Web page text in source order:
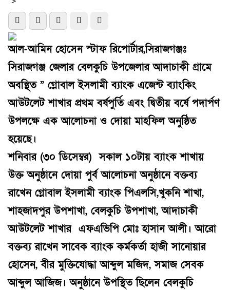
আল-আমিন হোসেন স্টাফ রিপোর্টার,সিরাজগঞ্জঃ
সিরাজগঞ্জ জেলার বেলকুচি উপজেলার আদাচাকী গ্রামে
অবস্থিত ” গ্লোবাল ইসলামী ব্যাংক এজেন্ট ব্যাংকিং
আউটলেট শাখার প্রথম বর্ষপুর্তি এবং দ্বিতীয় বর্ষে পদার্পণ
উপলক্ষে এক আলোচনা ও দোয়া মাহফিল অনুষ্ঠিত
হয়েছে।
শনিবার (৩০ ডিসেম্বর) সকাল ১০টায় ব্যাংক শাখায়
উক্ত অনুষ্ঠানে দোয়া পুর্ব আলোচনা অনুষ্ঠানে বক্তব্য
রাখেন গ্লোবাল ইসলামী ব্যাংক পিএলসি,খুকনি শাখা,
শাহজাদপুর উপশাখা, বেলকুচি উপশাখা, আদাচাকী
আউটলেট শাখার এফএভিপি মোঃ হাসান আলী। আরো
বক্তব্য রাখেন সাবেক ব্যাংক কর্মকর্তা হাজী সানোয়ার
হোসেন, বীর মুক্তিযোদ্ধা আব্দুল মজিদ, সমাজ সেবক
আব্দুল আজিজ। অনুষ্ঠানে উপস্থিত ছিলেন বেলকুচি